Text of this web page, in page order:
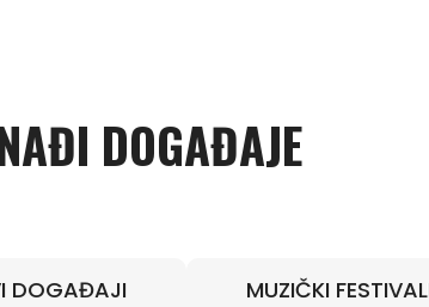
DOGAĐAJE
DOGAĐAJI MUZIČKI